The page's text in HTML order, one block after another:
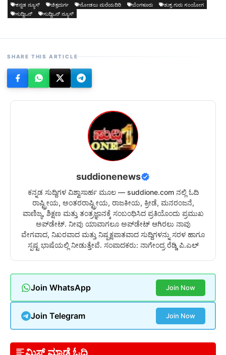
ಕನ್ನಡ ನ್ಯೂಸ್
ಚಿತ್ರದುರ್ಗ ನೋಡಲು ಮರೆಯದಿರಿ ಬೆಂಗಳೂರು
ಶುಕ್ರ ಗುರು ಸಂಯೋಗ
ಸುದ್ದಿಒನ್
ಸುದ್ದಿಒನ್ ನ್ಯೂಸ್
SHARE THIS ARTICLE
suddionenews
ಕನ್ನಡ ಸುದ್ದಿಗಳ ವಿಶ್ವಾಸಾರ್ಹ ಮೂಲ — suddione.com ನಲ್ಲಿ ಓದಿ
ರಾಷ್ಟ್ರೀಯ, ಅಂತರರಾಷ್ಟ್ರೀಯ, ರಾಜಕೀಯ, ಕ್ರೀಡೆ, ಮನರಂಜನೆ,
ವಾಣಿಜ್ಯ, ಶಿಕ್ಷಣ ಮತ್ತು ತಂತ್ರಜ್ಞಾನಕ್ಕೆ ಸಂಬಂಧಿಸಿದ ಪ್ರತಿಯೊಂದು ಪ್ರಮುಖ
ಅಪ್‌ಡೇಟ್. ನೀವು ಯಾವಾಗಲೂ ಅಪ್‌ಡೇಟ್ ಆಗಿರಲು ನಾವು
ವೇಗವಾದ, ನಿಖರವಾದ ಮತ್ತು ನಿಷ್ಪಕ್ಷಪಾತವಾದ ಸುದ್ದಿಗಳನ್ನು ಸರಳ ಹಾಗೂ
ಸ್ಪಷ್ಟ ಭಾಷೆಯಲ್ಲಿ ನೀಡುತ್ತೇವೆ. ಸಂಪಾದಕರು: ನಾಗೇಂದ್ರ ರೆಡ್ಡಿ ಪಿ.ಎಲ್
Join WhatsApp Join Now
Join Telegram Join Now